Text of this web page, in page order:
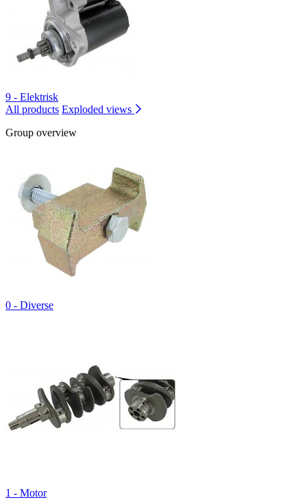
9 - Elektrisk
All products Exploded views
Group overview
0 - Diverse
1 - Motor